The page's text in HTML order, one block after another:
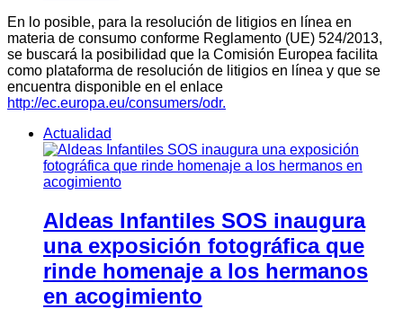
En lo posible, para la resolución de litigios en línea en
materia de consumo conforme Reglamento (UE) 524/2013,
se buscará la posibilidad que la Comisión Europea facilita
como plataforma de resolución de litigios en línea y que se
encuentra disponible en el enlace
http://ec.europa.eu/consumers/odr.
Actualidad
Aldeas Infantiles SOS inaugura
una exposición fotográfica que
rinde homenaje a los hermanos
en acogimiento